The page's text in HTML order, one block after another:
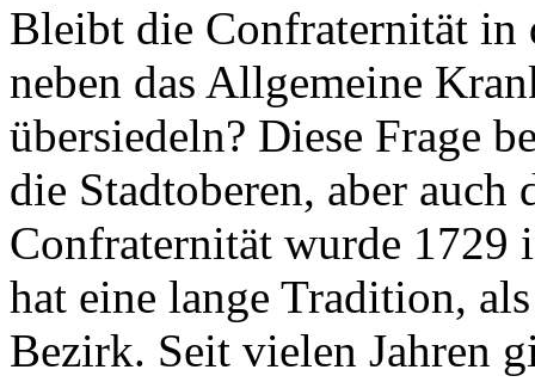
Bleibt die Confraternität in
neben das Allgemeine
übersiedeln? Diese Frage
die Stadtoberen, aber
Confraternität wurde 1729
hat eine lange Tradition,
Bezirk. Seit vielen Jahren